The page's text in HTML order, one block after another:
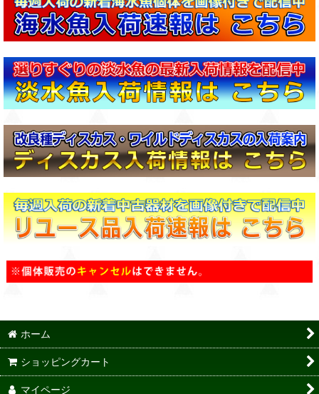
ホーム
ショッピングカート
マイページ